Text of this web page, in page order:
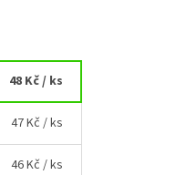
48 Kč/ ks
47 Kč / ks
46 Kč / ks